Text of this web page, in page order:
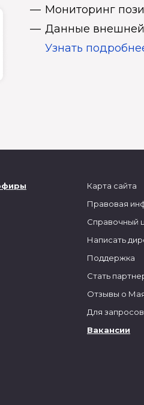
Мониторинг
Данные внешней
Узнать
Карта сайта
Правовая
Справочный
Написать
Поддержка
Стать
Отзывы о
Для
Вакансии